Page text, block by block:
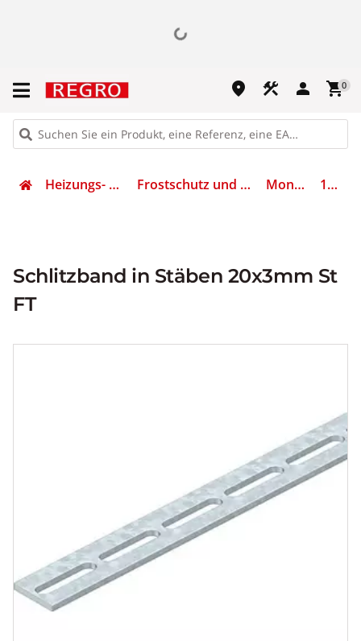
place construction person shopping_cart0
Heizungs- & Klimatechnik Frostschutz und Rohrbegleitheizung Montageband 1465767
Schlitzband in Stäben 20x3mm St
FT